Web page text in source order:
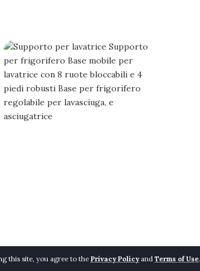
this site, you agree to the Privacy Policyand Terms of Use.